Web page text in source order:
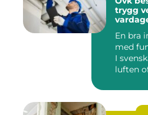
trygg
En bra
med
I
luften